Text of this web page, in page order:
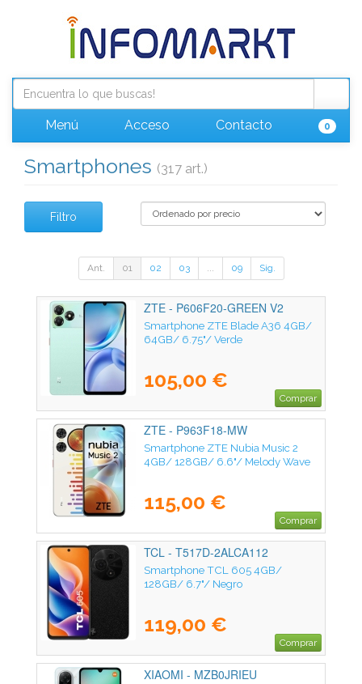
Menú Acceso Contacto 0
Smartphones (317 art.)
Filtro
Ant. 01 02 03 ... 09 Sig.
ZTE - P606F20-GREEN V2
Smartphone ZTE Blade A36 4GB/
64GB/ 6.75"/ Verde
105,00 €
Comprar
ZTE - P963F18-MW
Smartphone ZTE Nubia Music 2
4GB/ 128GB/ 6.6"/ Melody Wave
115,00 €
Comprar
TCL - T517D-2ALCA112
Smartphone TCL 605 4GB/
128GB/ 6.7"/ Negro
119,00 €
Comprar
XIAOMI - MZB0JRIEU